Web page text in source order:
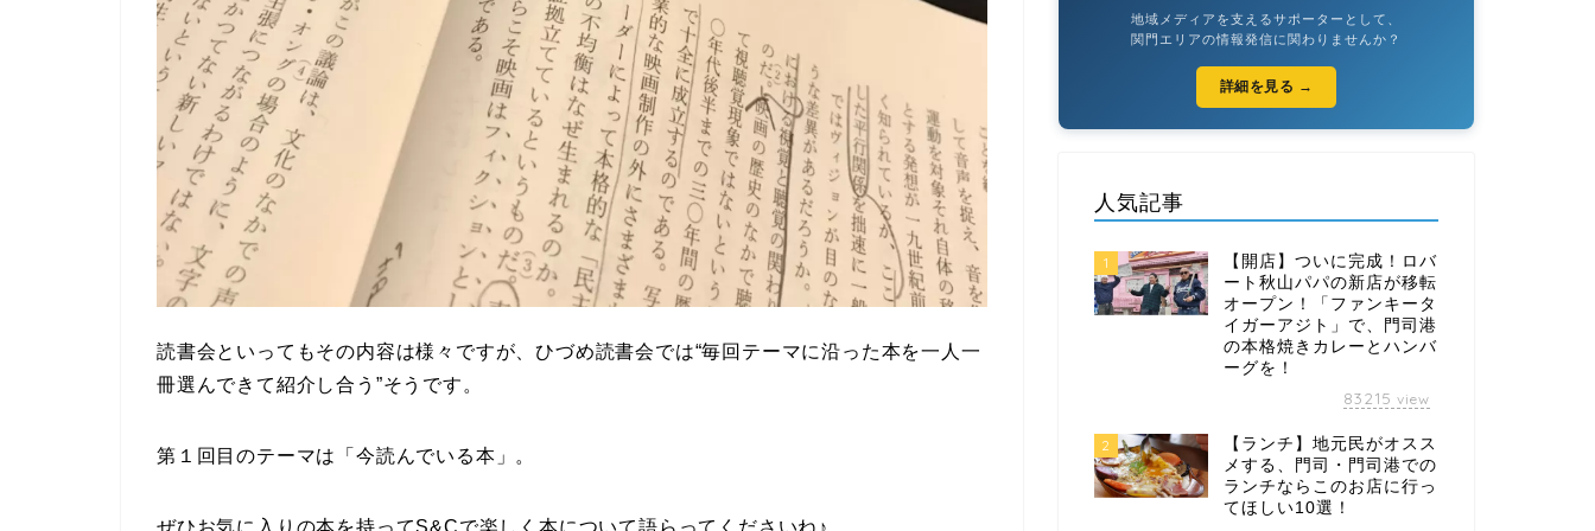
読書会といってもその内容は様々ですが、ひづめ読書会では“毎回テーマに沿った本を一人一
冊選んできて紹介し合う”そうです。
第１回目のテーマは「今読んでいる本」。
ぜひお気に入りの本を持ってS&Cで楽しく本について語らってくださいね♪
地域メディアを支えるサポーターとして、
関門エリアの情報発信に関わりませんか？
詳細を見る →
人気記事
1
【開店】ついに完成！ロバ
ート秋山パパの新店が移転
オープン！「ファンキータ
イガーアジト」で、門司港
の本格焼きカレーとハンバ
ーグを！
83215 view
2
【ランチ】地元民がオスス
メする、門司・門司港での
ランチならこのお店に行っ
てほしい10選！